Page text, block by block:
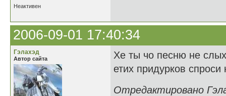
Неактивен
2006-09-01 17:40:34
Гэлахэд
Автор сайта
Хе ты чо песню не
етих придурков спроси
Отредактировано